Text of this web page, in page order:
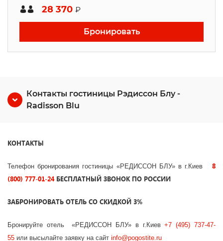
28 370 ₽
Бронировать
Контакты гостиницы Рэдиссон Блу -
Radisson Blu
КОНТАКТЫ
Телефон бронирования гостиницы «РЕДИССОН БЛУ» в г.Киев
8
(800) 777-01-24БЕСПЛАТНЫЙ ЗВОНОК ПО РОССИИ
ЗАБРОНИРОВАТЬ ОТЕЛЬ СО СКИДКОЙ 3%
Бронируйте отель «РЕДИССОН БЛУ» в г.Киев+7 (495) 737-47-
55 или высылайте заявку на сайт info@pogostite.ru